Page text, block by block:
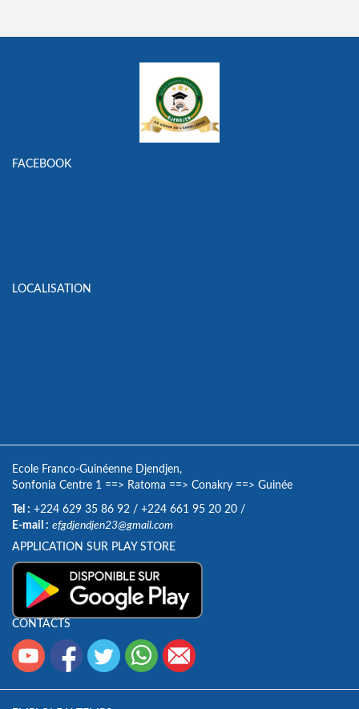
FACEBOOK
LOCALISATION
Ecole Franco-Guinéenne Djendjen,
Sonfonia Centre 1 ==> Ratoma ==> Conakry ==> Guinée
Tel : +224 629 35 86 92 / +224 661 95 20 20 /
E-mail : efgdjendjen23@gmail.com
APPLICATION SUR PLAY STORE
CONTACTS